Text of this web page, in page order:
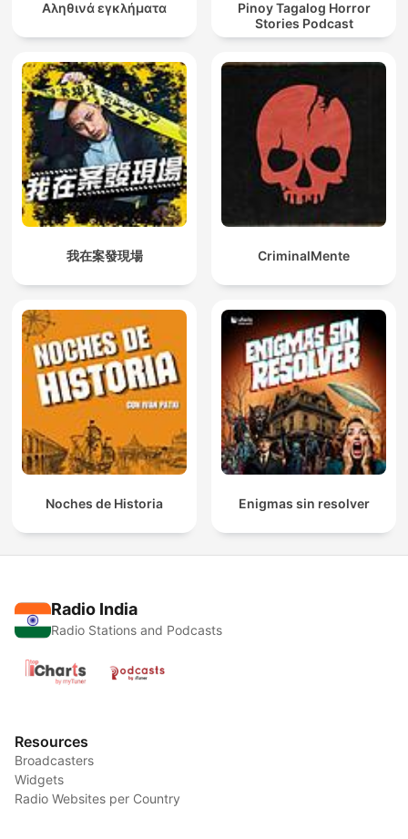
Αληθινά εγκλήματα
Pinoy Tagalog Horror
Stories Podcast
我在案發現場 CriminalMente
Noches de Historia Enigmas sin resolver
Radio India
Radio Stations and Podcasts
Resources
Broadcasters
Widgets
Radio Websites per Country